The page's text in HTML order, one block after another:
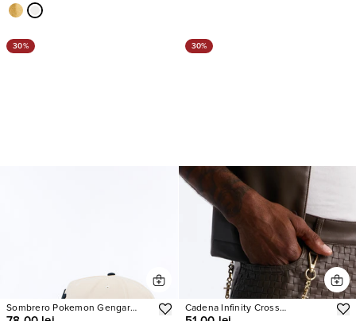
30%
Sombrero Pokemon Gengar
30%
Cadena Infinity Cross